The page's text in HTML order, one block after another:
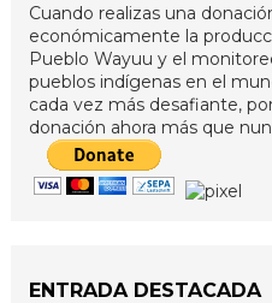
Cuando realizas una
económicamente la
Pueblo Wayuu y el
pueblos indígenas en el
cada vez más desafiante,
donación ahora más que
ENTRADA DESTACADA